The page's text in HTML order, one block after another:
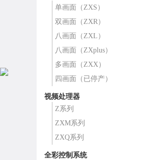
单画面（ZXS）
双画面（ZXR）
八画面（ZXL）
八画面（ZXplus）
多画面（ZXX）
四画面（已停产）
视频处理器
Z系列
ZXM系列
ZXQ系列
全彩控制系统